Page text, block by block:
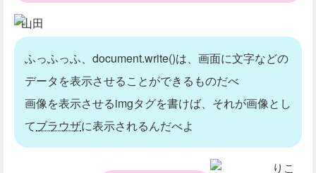
山田
ふっふっふ、document.write()は、画面に文字などの
データを表示させることができるものだべ
画像を表示させるimgタグを書けば、それが画像とし
てブラウザに表示されるんだべよ
りこ